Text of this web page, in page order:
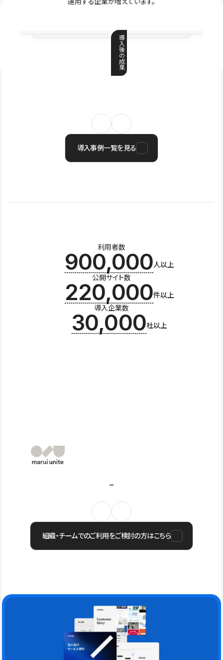
導
入
後
の
成
果
導入事例一覧を見る
利用者数
900,000人以上
公開サイト数
220,000件以上
導入企業数
30,000社以上
組織・チームでのご利用をご検討の方はこちら